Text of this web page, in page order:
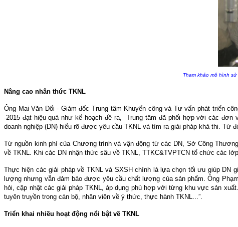
Tham khảo mô hình
Nâng cao nhân thức TKNL
Ông Mai Văn Đối - Giám đốc Trung tâm Khuyến công và Tư vấn phát triển
-2015 đạt hiệu quả như kế hoạch đề ra, Trung tâm đã phối hợp với các
doanh nghiệp (DN) hiểu rõ được yêu cầu TKNL và tìm ra giải pháp khả thi. Từ
Từ nguồn kinh phí của Chương trình và vận động từ các DN, Sở Công
về TKNL. Khi các DN nhận thức sâu về TKNL, TTKC&TVPTCN tổ chức các
Thực hiện các giải pháp về TKNL và SXSH chính là lựa chọn tối ưu giúp DN
lượng nhưng vẫn đảm bảo được yêu cầu chất lượng của sản phẩm. Ông
hỏi, cập nhật các giải pháp TKNL, áp dụng phù hợp với từng khu vực sản
tuyên truyền trong cán bộ, nhân viên về ý thức, thực hành TKNL...”.
Triển khai nhiều hoạt động nổi bật về TKNL